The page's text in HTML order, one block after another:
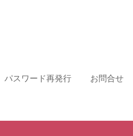
パスワード再発行 お問合せ